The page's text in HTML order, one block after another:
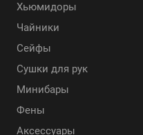
Хьюмидоры
Чайники
Сейфы
Сушки для рук
Минибары
Фены
Аксессуары